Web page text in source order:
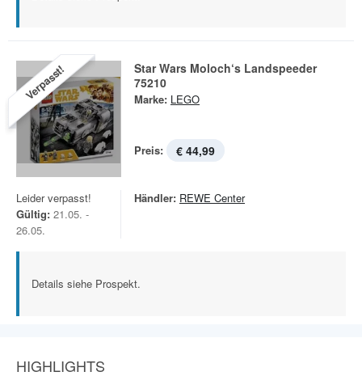
Verpasst!
Star Wars Moloch‘s Landspeeder
75210
Marke: LEGO
Preis: € 44,99
Leider verpasst!
Gültig: 21.05. -
26.05.
Händler: REWE Center
Details siehe Prospekt.
HIGHLIGHTS